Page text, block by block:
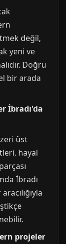
değil,
yeni ve
Doğru
bir arada
İbradı'da
üst
hayal
İbradı
projeler